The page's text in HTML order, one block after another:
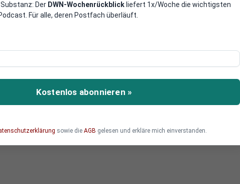
–
da ihnen oft die Mittel
Auch Flüchtlinge
Der DWN-Wochenrückblick liefert 1x/Woche die wichtigsten
Für alle, deren Postfach überläuft.
Kostenlos abonnieren »
sowie die AGB gelesen und erkläre mich einverstanden.